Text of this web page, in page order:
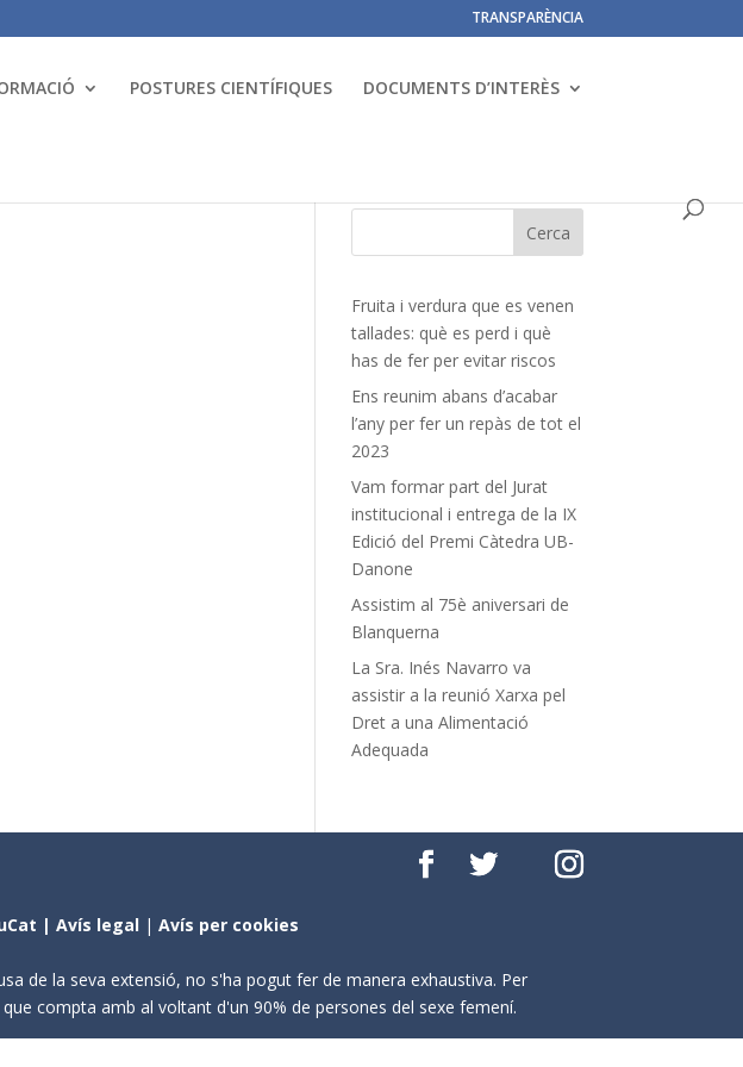
TRANSPARÈNCIA
POSTURES CIENTÍFIQUES DOCUMENTS D’INTERÈS
Fruita i verdura que es venen
tallades: què es perd i què
has de fer per evitar riscos
Ens reunim abans d’acabar
l’any per fer un repàs de tot el
2023
Vam formar part del Jurat
institucional i entrega de la IX
Edició del Premi Càtedra UB-
Danone
Assistim al 75è aniversari de
Blanquerna
La Sra. Inés Navarro va
assistir a la reunió Xarxa pel
Dret a una Alimentació
Adequada
|Avís legal |Avís per cookies
de la seva extensió, no s'ha pogut fer de manera exhaustiva. Per
compta amb al voltant d'un 90% de persones del sexe femení.